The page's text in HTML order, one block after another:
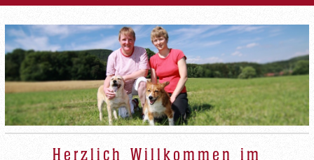
GEFLÜGEL
MENÜ
OBST UND GEMÜSE
Herzlich Willkommen im